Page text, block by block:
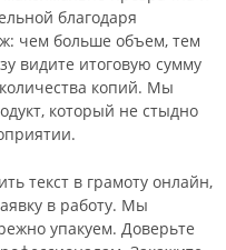
благодаря
чем больше объем, тем
видите итоговую сумму
копий. Мы
который не стыдно
текст в грамоту онлайн,
в работу. Мы
упакуем. Доверьте